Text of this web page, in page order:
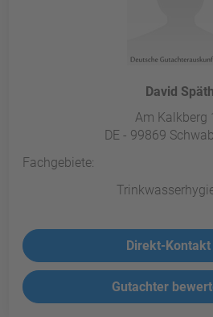
David Späth
Am Kalkberg
DE - 99869
Fachgebiete:
Direkt-Kontakt
Gutachter